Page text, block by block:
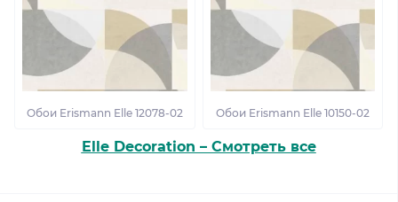
Обои Erismann Elle 12078-02 Обои Erismann Elle 10150-02
Elle Decoration – Смотреть все